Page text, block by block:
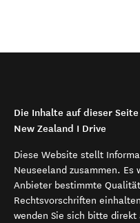
Die Inhalte auf dieser
New Zealand I Drive
Diese Website stellt
Neuseeland zusammen.
Anbieter bestimmte
Rechtsvorschriften
wenden Sie sich bitte